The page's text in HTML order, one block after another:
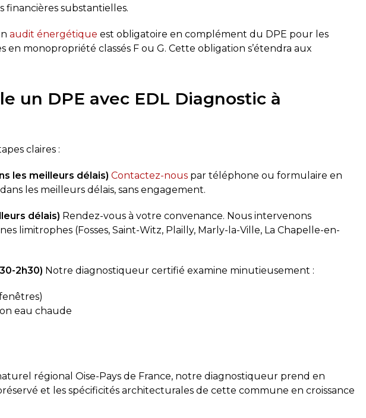
financières substantielles.
audit énergétique est obligatoire en complément du DPE pour les
en monopropriété classés F ou G. Cette obligation s’étendra aux
un DPE avec EDL Diagnostic à
claires :
les meilleurs délais) Contactez-nous par téléphone ou formulaire en
les meilleurs délais, sans engagement.
délais) Rendez-vous à votre convenance. Nous intervenons
limitrophes (Fosses, Saint-Witz, Plailly, Marly-la-Ville, La Chapelle-en-
2h30) Notre diagnostiqueur certifié examine minutieusement :
eau chaude
régional Oise-Pays de France, notre diagnostiqueur prend en
et les spécificités architecturales de cette commune en croissance